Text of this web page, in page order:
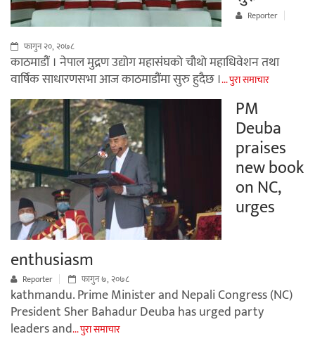
Reporter
फागुन २०, २०७८
काठमाडौं । नेपाल मुद्रण उद्योग महासंघकाे चाैथाे महाधिवेशन तथा
वार्षिक साधारणसभा आज काठमाडौंमा सुरु हुदैछ ।... पुरा समाचार
PM
Deuba
praises
new book
on NC,
urges
enthusiasm
Reporter फागुन ७, २०७८
kathmandu. Prime Minister and Nepali Congress (NC)
President Sher Bahadur Deuba has urged party
leaders and... पुरा समाचार